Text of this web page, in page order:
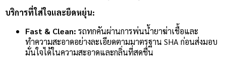
บริการที่ใส่ใจและยืดหยุ่น:
Fast & Clean: รถทกคันผ่านการพ่นน้ำยาฆ่าเชื้อและ
ทำความสะอาดอย่างละเอียดตามมาตรฐาน SHA ก่อนส่งมอบ
มั่นใจได้ในความสะอาดและกลิ่นที่สดชื่น